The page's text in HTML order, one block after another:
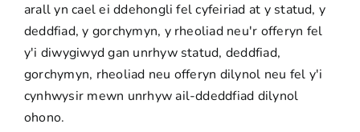
arall yn cael ei ddehongli fel cyfeiriad at y statud, y
deddfiad, y gorchymyn, y rheoliad neu'r offeryn fel
y'i diwygiwyd gan unrhyw statud, deddfiad,
gorchymyn, rheoliad neu offeryn dilynol neu fel y'i
cynhwysir mewn unrhyw ail-ddeddfiad dilynol
ohono.